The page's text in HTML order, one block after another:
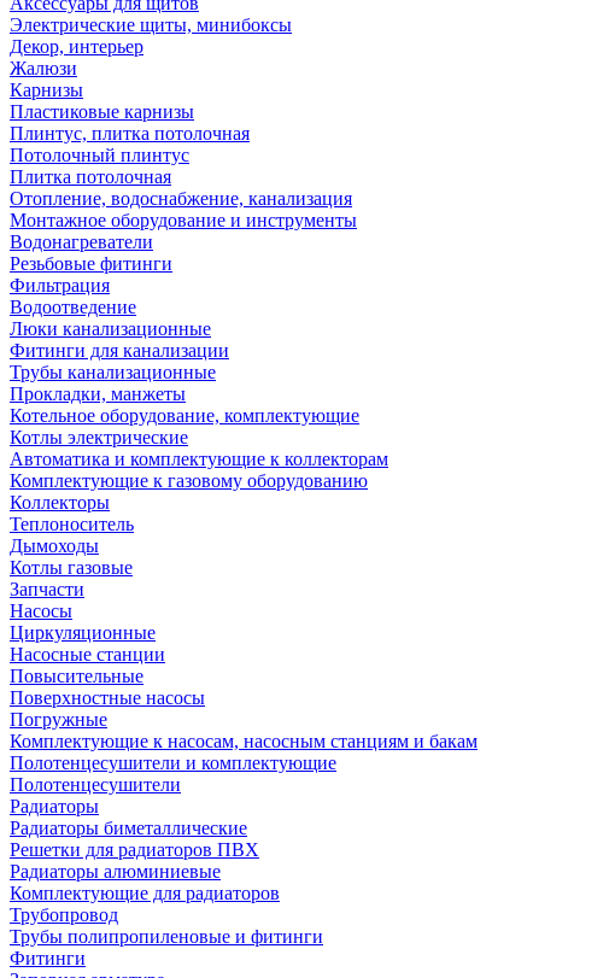
Электрические щиты, минибоксы
Декор, интерьер
Жалюзи
Карнизы
Пластиковые карнизы
Плинтус, плитка потолочная
Потолочный плинтус
Плитка потолочная
Отопление, водоснабжение, канализация
Монтажное оборудование и инструменты
Водонагреватели
Резьбовые фитинги
Фильтрация
Водоотведение
Люки канализационные
Фитинги для канализации
Трубы канализационные
Прокладки, манжеты
Котельное оборудование, комплектующие
Котлы электрические
Автоматика и комплектующие к коллекторам
Комплектующие к газовому оборудованию
Коллекторы
Теплоноситель
Дымоходы
Котлы газовые
Запчасти
Насосы
Циркуляционные
Насосные станции
Повысительные
Поверхностные насосы
Погружные
Комплектующие к насосам, насосным станциям и бакам
Полотенцесушители и комплектующие
Полотенцесушители
Радиаторы
Радиаторы биметаллические
Решетки для радиаторов ПВХ
Радиаторы алюминиевые
Комплектующие для радиаторов
Трубопровод
Трубы полипропиленовые и фитинги
Фитинги